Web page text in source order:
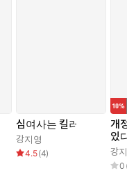
심여사는 킬러
강지영
4.5(4)
개
있
강
0